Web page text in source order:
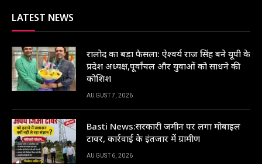
LATEST NEWS
रालोद का बड़ा फैसला: ऐश्वर्य राज सिंह बने यूपी के
प्रदेश अध्यक्ष,पूर्वांचल और युवाओं को साधने की
कोशिश
AUGUST 7, 2026
Basti News:सरकारी जमीन पर लगा मोबाइल
टावर, कार्रवाई के इंतजार में ग्रामीण
AUGUST 6, 2026